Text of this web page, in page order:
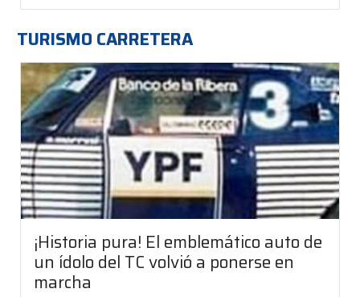
TURISMO CARRETERA
¡Historia pura! El emblemático auto de
un ídolo del TC volvió a ponerse en
marcha